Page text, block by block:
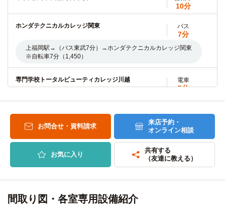
上福岡駅東口「川越キャンパス行きスクールバス」約12分
立教大学(新座キャンパス) 電車
12分
上福岡駅→（東武東上線12分）→志木駅
淑徳大学(埼玉キャンパス)
7分
電車
12分
上福岡駅→（東武東上線12分）→志木駅
電車
上線急行9分）→朝霞台駅・北朝霞駅（7分）→（JR武蔵野線
3分）→新座駅
10分
ホンダテクニカルカレッジ関東 バス
7分
上福岡駅→（バス東武7分）→ホンダテクニカルカレッジ関東
※自転車7分（1,450）
専門学校トータルビューティカレッジ川越 電車
5分
上福岡駅→（東武東上線5分）→川越駅
国際情報経済専門学校 電車
11分
34分
上福岡→（東武東上線34分※ふじみ野駅乗換）→池袋
お問合せ・資料請求
来店予約・
オンライン相談
お気に入り
共有する
（友達に教える）
間取り図・各室専用設備紹介